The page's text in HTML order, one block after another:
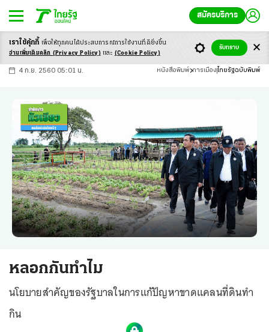
สมัครบริการ
-ก ก ก+
4 ก.ย. 2560 05:01 น. หนังสือพิมพ์ การเมือง ไทยรัฐฉบับพิมพ์
หลอกกันทำไม
นโยบายสำคัญของรัฐบาลในการแก้ปัญหาขาดแคลนที่ดินทำ
กิน
เราใช้คุ้กกี้ เพื่อให้ทุกคนได้ประสบการณ์การใช้งานที่ดียิ่งขึ้น
อ่านเพิ่มเติมคลิก (Privacy Policy) และ (Cookie Policy)
รับทราบ